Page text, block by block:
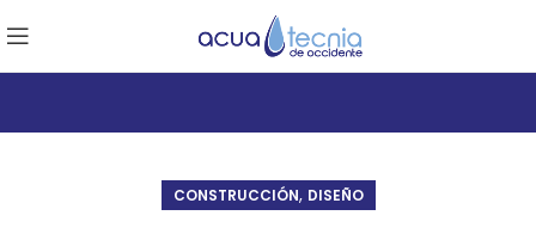
CONSTRUCCIÓN, DISEÑO